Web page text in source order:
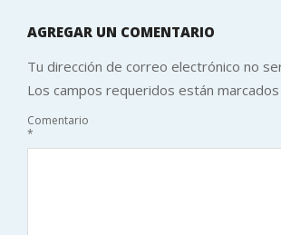
AGREGAR UN COMENTARIO
Tu dirección de correo electrónico no
Los campos requeridos están marcados
Comentario
*